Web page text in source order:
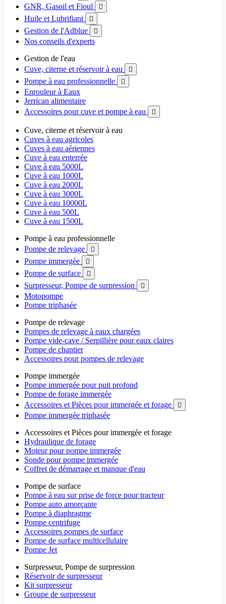
GNR, Gasoil et Fioul 
Huile et Lubrifiant 
Gestion de l'Adblue 
Nos conseils d'experts
Gestion de l'eau
Cuve, citerne et réservoir à eau

Pompe à eau professionnelle 
Enrouleur à Eaux
Jerrican alimentaire
Accessoires pour cuve et pompe à eau

Cuve, citerne et réservoir à eau
Cuves à eau agricoles
Cuves à eau aériennes
Cuve à eau enterrée
Cuve à eau 5000L
Cuve à eau 1000L
Cuve à eau 2000L
Cuve à eau 3000L
Cuve à eau 10000L
Cuve à eau 500L
Cuve à eau 1500L
Pompe à eau professionnelle
Pompe de relevage

Pompe immergée 
Pompe de surface 
Surpresseur, Pompe de surpression 
Motopompe
Pompe triphasée
Pompe de relevage
Pompes de relevage à eaux chargées
Pompe vide-cave / Serpillière pour eaux claires
Pompe de chantier
Accessoires pour pompes de relevage
Pompe immergée
Pompe immergée pour puit profond
Pompe de forage immergée
Accessoires et Pièces pour immergée et forage

Pompe immergée triphasée
Accessoires et Pièces pour immergée et forage
Hydraulique de forage
Moteur pour pompe immergée
Sonde pour pompe immergée
Coffret de démarrage et manque d'eau
Pompe de surface
Pompe à eau sur prise de force pour tracteur
Pompe auto amorçante
Pompe à diaphragme
Pompe centrifuge
Accessoires pompes de surface
Pompe de surface multicellulaire
Pompe Jet
Surpresseur, Pompe de surpression
Réservoir de surpresseur
Kit surpresseur
Groupe de surpresseur